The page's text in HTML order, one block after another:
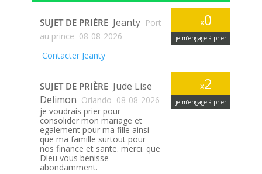
x0
je m’engage à prier
SUJET DE PRIÈRE Jeanty Port
au prince 08-08-2026
Contacter Jeanty
x2
je m’engage à prier
SUJET DE PRIÈRE Jude Lise
Delimon Orlando 08-08-2026
je voudrais prier pour
consolider mon mariage et
egalement pour ma fille ainsi
que ma famille surtout pour
nos finance et sante. merci. que
Dieu vous benisse
abondamment.